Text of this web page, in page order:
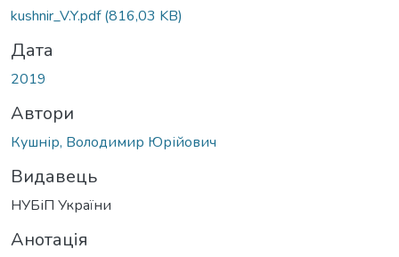
kushnir_V.Y.pdf(816,03 KB)
Дата
2019
Автори
Кушнір, Володимир Юрійович
Видавець
НУБіП України
Анотація